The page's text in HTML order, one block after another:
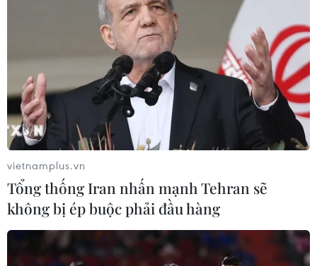
vietnamplus.vn
Tổng thống Iran nhấn mạnh Tehran sẽ
không bị ép buộc phải đầu hàng